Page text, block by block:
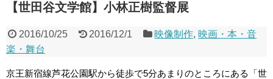
【世田谷文学館】小林正樹監督展
2016/10/25 2016/12/1 映像制作, 映画・本・音
楽・舞台
京王新宿線芦花公園駅から徒歩で5分あまりのところにある「世